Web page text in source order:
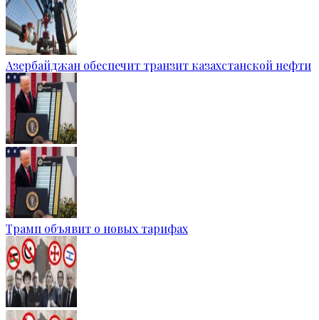
Азербайджан обеспечит транзит казахстанской нефти
Трамп объявит о новых тарифах